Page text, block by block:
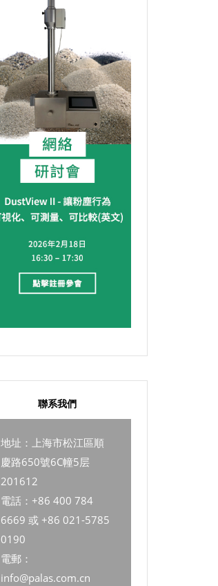
聯系我們
地址：上海市松江區順
慶路650號6C幢5层
201612
電話：+86 400 784
6669 或 +86 021-5785
0190
電郵：
info@palas.com.cn